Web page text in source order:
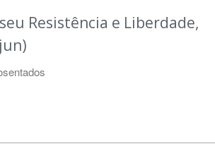
Resistência e Liberdade,